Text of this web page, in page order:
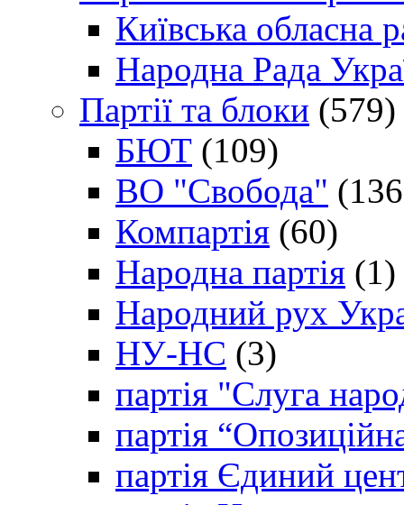
Київська обласна
Народна Рада
Партії та блоки (579)
БЮТ (109)
ВО "Свобода"
Компартія (60)
Народна партія (1)
Народний рух
НУ-НС (3)
партія "Слуга
партія
партія Єдиний